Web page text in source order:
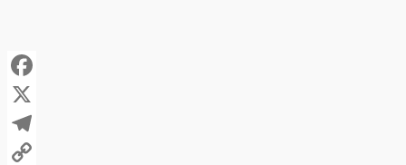
Facebook
X
Telegram